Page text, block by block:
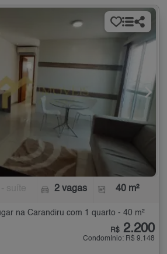
2 vagas 40 m²
na Carandiru com 1 quarto - 40 m²
R$ 2.200
Condomínio: R$ 9.148